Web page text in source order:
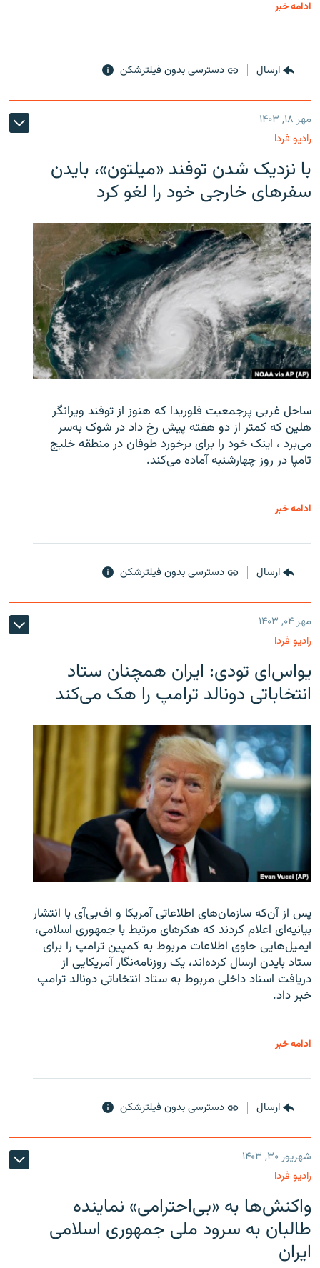
ادامه خبر
ارسال دسترسی بدون فیلترشکن
مهر ۱۸, ۱۴۰۳
رادیو فردا
با نزدیک شدن توفند «میلتون»، بایدن
سفرهای خارجی خود را لغو کرد
ساحل غربی پرجمعیت فلوریدا که هنوز از توفند ویرانگر
هلین که کمتر از دو هفته پیش رخ داد در شوک به‌سر
می‌برد ، اینک خود را برای برخورد طوفان در منطقه خلیج
تامپا در روز چهارشنبه آماده می‌کند.
ادامه خبر
ارسال دسترسی بدون فیلترشکن
مهر ۰۴, ۱۴۰۳
رادیو فردا
یو‌اس‌ای تودی: ایران همچنان ستاد
انتخاباتی دونالد ترامپ را هک می‌کند
پس از آن‌که سازمان‌های اطلاعاتی آمریکا و اف‌بی‌آی با انتشار
بیانیه‌ای اعلام کردند که هکرهای مرتبط با جمهوری اسلامی،
ایمیل‌هایی حاوی اطلاعات مربوط به کمپین ترامپ را برای
ستاد بایدن ارسال کرده‌اند، یک روزنامه‌نگار آمریکایی از
دریافت اسناد داخلی مربوط به ستاد انتخاباتی دونالد ترامپ
خبر داد.
ادامه خبر
ارسال دسترسی بدون فیلترشکن
شهریور ۳۰, ۱۴۰۳
رادیو فردا
واکنش‌ها به «بی‌احترامی» نماینده
طالبان به سرود ملی جمهوری اسلامی
ایران